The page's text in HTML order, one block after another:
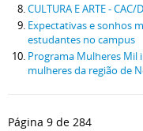
CULTURA E ARTE - CAC/
Expectativas e sonhos
estudantes no campus
Programa Mulheres Mil
mulheres da região de
Página 9 de 284